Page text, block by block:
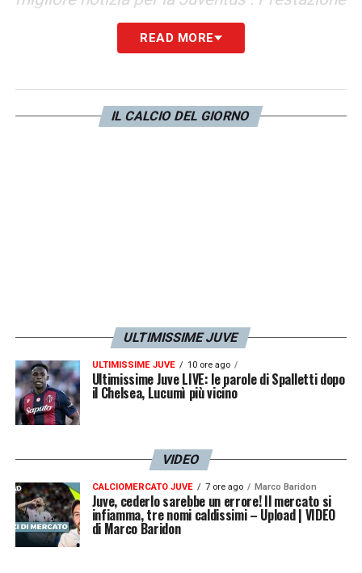
non positiva, soprattutto tra metà primo
tempo e il momento della rete di Milik. Si
READ MORE
IL CALCIO DEL GIORNO
ULTIMISSIME JUVE
ULTIMISSIME JUVE 10 ore ago
Ultimissime Juve LIVE: le parole di Spalletti dopo
il Chelsea, Lucumì più vicino
VIDEO
CALCIOMERCATO JUVE 7 ore ago Marco Baridon
Juve, cederlo sarebbe un errore! Il mercato si
infiamma, tre nomi caldissimi – Upload | VIDEO
di Marco Baridon